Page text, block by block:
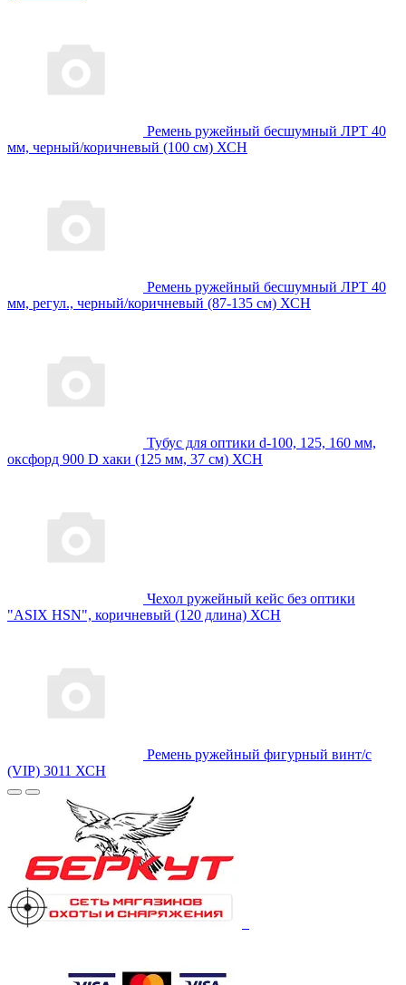
Ремень ружейный бесшумный ЛРТ 40
мм, черный/коричневый (100 см) ХСН
Ремень ружейный бесшумный ЛРТ 40
мм, регул., черный/коричневый (87-135 см) ХСН
Тубус для оптики d-100, 125, 160 мм,
оксфорд 900 D хаки (125 мм, 37 см) ХСН
Чехол ружейный кейс без оптики
"ASIX HSN", коричневый (120 длина) ХСН
Ремень ружейный фигурный винт/с
(VIP) 3011 ХСН